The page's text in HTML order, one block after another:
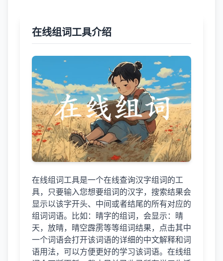
在线组词工具介绍
在线组词工具是一个在线查询汉字组词的工
具，只要输入您想要组词的汉字，搜索结果会
显示以该字开头、中间或者结尾的所有对应的
组词词语。比如：晴字的组词，会显示：晴
天，放晴，晴空霹雳等等组词结果，点击其中
一个词语会打开该词语的详细的中文解释和词
语用法，可以方便更好的学习该词语。在线组